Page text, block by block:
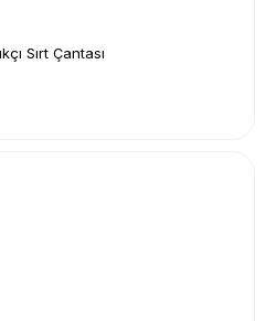
Sırt Çantası